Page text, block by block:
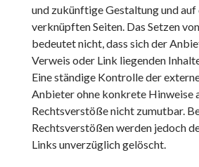
und zukünftige Gestaltung und
verknüpften Seiten. Das Setzen
bedeutet nicht, dass sich der
Verweis oder Link liegenden
Eine ständige Kontrolle der
Anbieter ohne konkrete Hinweise
Rechtsverstöße nicht zumutbar.
Rechtsverstößen werden jedoch
Links unverzüglich gelöscht.